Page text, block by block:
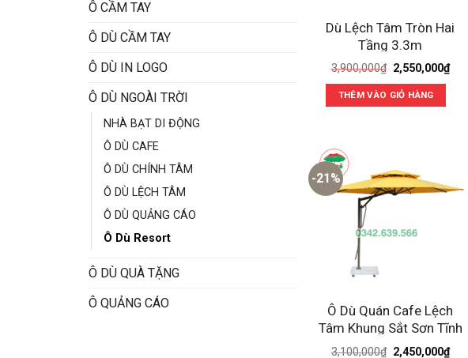
Ô CẦM TAY
Ô DÙ CẦM TAY
Ô DÙ IN LOGO
Ô DÙ NGOÀI TRỜI
NHÀ BẠT DI ĐỘNG
Ô DÙ CAFE
Ô DÙ CHÍNH TÂM
Ô DÙ LỆCH TÂM
Ô DÙ QUẢNG CÁO
Ô Dù Resort
Ô DÙ QUÀ TẶNG
Ô QUẢNG CÁO
Dù Lệch Tâm Tròn Hai
Tầng 3.3m
3,900,000₫ Giá
gốc
là:
3,900,000₫.
2,550,000₫Giá
hiện
THÊM VÀO GIỎ HÀNG
-21%
Ô Dù Quán Cafe Lệch
Tâm Khung Sắt Sơn Tĩnh
Điện Cao Cấp
3,100,000₫ Giá
2,450,000₫Giá